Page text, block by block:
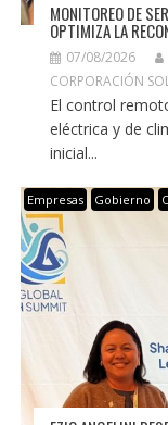
MONITOREO DE
OPTIMIZA LA
07/08/2026
CORPORACIÓN
El control
eléctrica y de
inicial...
Empresas Gobierno